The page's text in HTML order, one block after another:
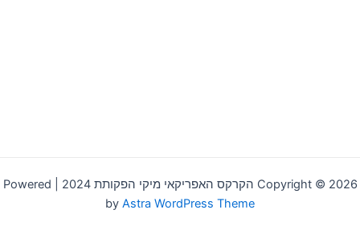
Copyright © 2026 הקרקס האפריקאי מיקי הפקותת 2024 | Powered
by Astra WordPress Theme